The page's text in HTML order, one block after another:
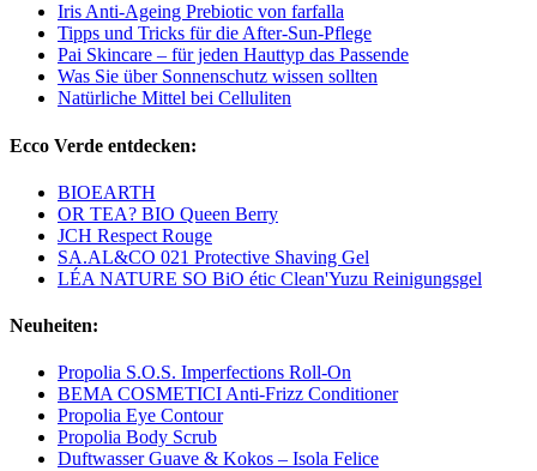
Iris Anti-Ageing Prebiotic von farfalla
Tipps und Tricks für die After-Sun-Pflege
Pai Skincare – für jeden Hauttyp das Passende
Was Sie über Sonnenschutz wissen sollten
Natürliche Mittel bei Celluliten
Ecco Verde entdecken:
BIOEARTH
OR TEA? BIO Queen Berry
JCH Respect Rouge
SA.AL&CO 021 Protective Shaving Gel
LÉA NATURE SO BiO étic Clean'Yuzu Reinigungsgel
Neuheiten:
Propolia S.O.S. Imperfections Roll-On
BEMA COSMETICI Anti-Frizz Conditioner
Propolia Eye Contour
Propolia Body Scrub
Duftwasser Guave & Kokos – Isola Felice